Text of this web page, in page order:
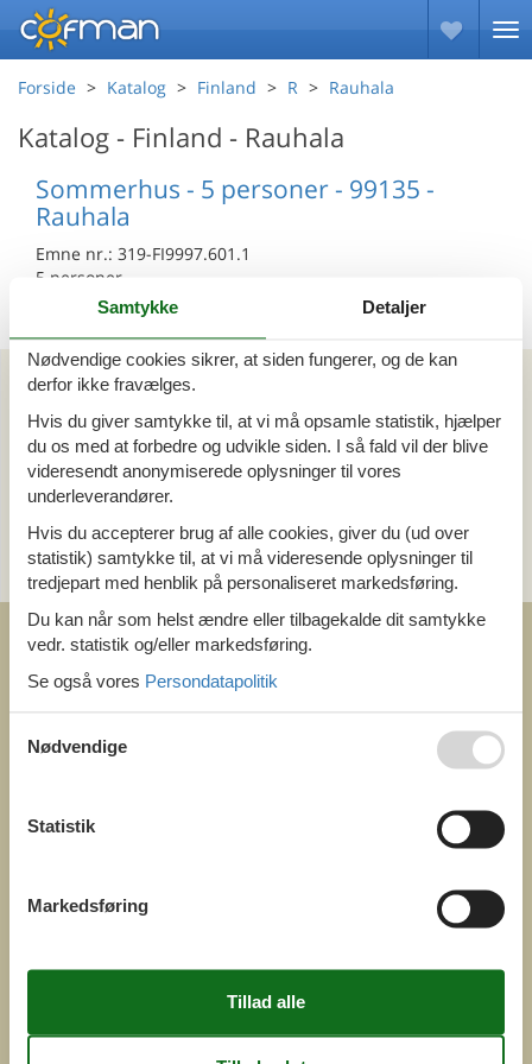
Forside Katalog Finland R Rauhala
Katalog - Finland - Rauhala
Sommerhus - 5 personer - 99135 -
Rauhala
Emne nr.: 319-FI9997.601.1
5 personer
Kan vi hjælpe?
Ring (+45) 7877 0427
Man. - fre. 10.00-16.00
Send en e-mail
og få et hurtigt svar, alle dage
Samtykke Detaljer
Nødvendige cookies sikrer, at siden fungerer, og de kan
derfor ikke fravælges.
Hvis du giver samtykke til, at vi må opsamle statistik, hjælper
du os med at forbedre og udvikle siden. I så fald vil der blive
videresendt anonymiserede oplysninger til vores
underleverandører.
Hvis du accepterer brug af alle cookies, giver du (ud over
statistik) samtykke til, at vi må videresende oplysninger til
tredjepart med henblik på personaliseret markedsføring.
Du kan når som helst ændre eller tilbagekalde dit samtykke
vedr. statistik og/eller markedsføring.
Se også vores Persondatapolitik
Nødvendige
Statistik
Markedsføring